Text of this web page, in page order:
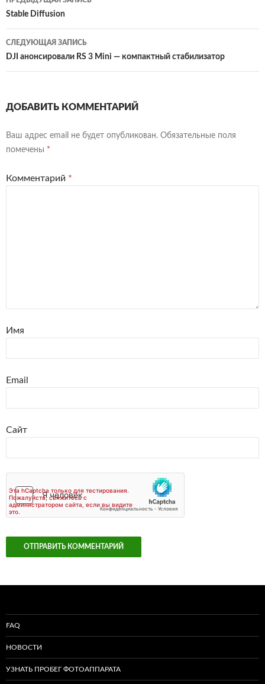
по
записям
Stable Diffusion
СЛЕДУЮЩАЯ ЗАПИСЬ
DJI анонсировали RS 3 Mini — компактный стабилизатор
ДОБАВИТЬ КОММЕНТАРИЙ
Ваш адрес email не будет опубликован. Обязательные поля
помечены *
Комментарий *
Имя
Email
Сайт
FAQ
НОВОСТИ
УЗНАТЬ ПРОБЕГ ФОТОАППАРАТА